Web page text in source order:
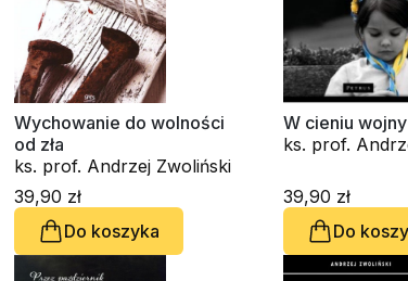
Wychowanie do wolności
od zła
ks. prof. Andrzej Zwoliński
39,90 zł
Do koszyka
W cieniu
ks. prof.
39,90 zł
Do